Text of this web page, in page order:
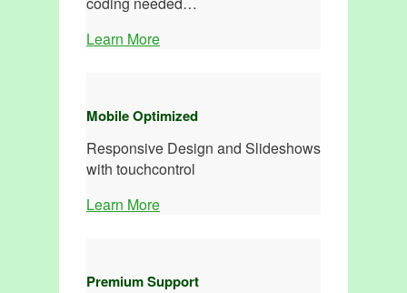
Learn More
Mobile Optimized
Responsive Design and Slideshows
with touchcontrol
Learn More
Premium Support